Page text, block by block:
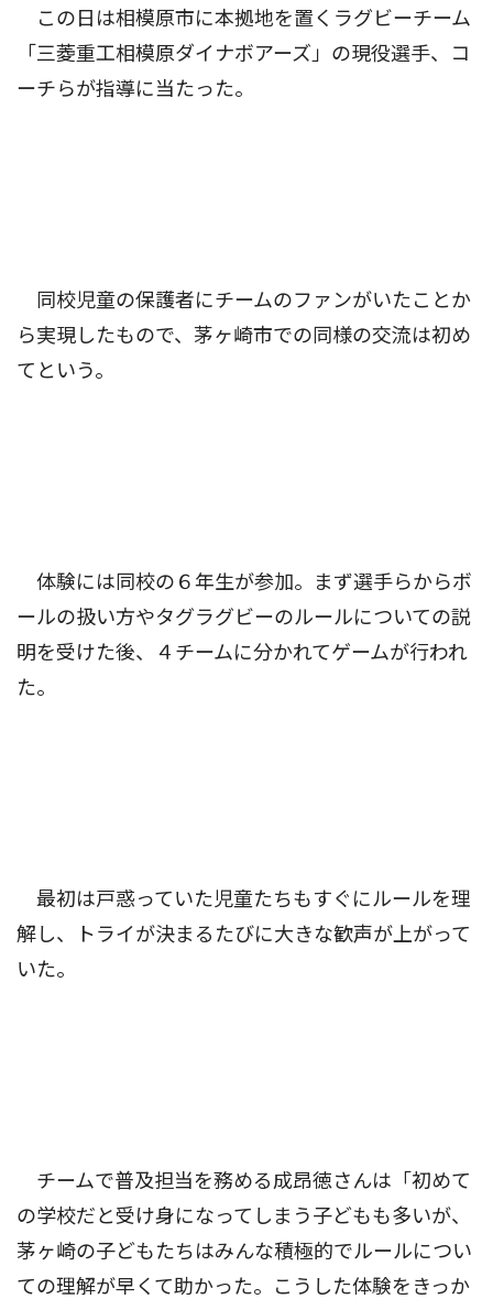
この日は相模原市に本拠地を置くラグビーチーム
「三菱重工相模原ダイナボアーズ」の現役選手、コ
ーチらが指導に当たった。
同校児童の保護者にチームのファンがいたことか
ら実現したもので、茅ヶ崎市での同様の交流は初め
てという。
体験には同校の６年生が参加。まず選手らからボ
ールの扱い方やタグラグビーのルールについての説
明を受けた後、４チームに分かれてゲームが行われ
た。
最初は戸惑っていた児童たちもすぐにルールを理
解し、トライが決まるたびに大きな歓声が上がって
いた。
チームで普及担当を務める成昂徳さんは「初めて
の学校だと受け身になってしまう子どもも多いが、
茅ヶ崎の子どもたちはみんな積極的でルールについ
ての理解が早くて助かった。こうした体験をきっか